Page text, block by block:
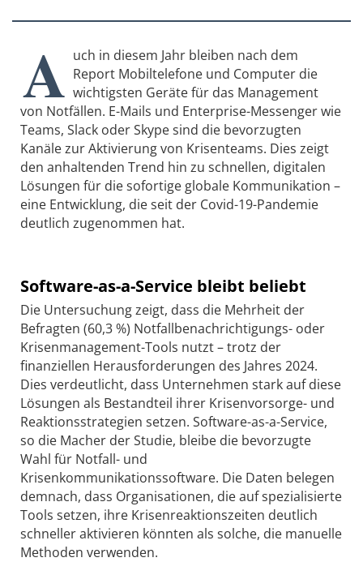
A uch in diesem Jahr bleiben nach dem
Report Mobiltelefone und Computer die
wichtigsten Geräte für das Management
von Notfällen. E-Mails und Enterprise-Messenger wie
Teams, Slack oder Skype sind die bevorzugten
Kanäle zur Aktivierung von Krisenteams. Dies zeigt
den anhaltenden Trend hin zu schnellen, digitalen
Lösungen für die sofortige globale Kommunikation –
eine Entwicklung, die seit der Covid-19-Pandemie
deutlich zugenommen hat.
Software-as-a-Service bleibt beliebt
Die Untersuchung zeigt, dass die Mehrheit der
Befragten (60,3 %) Notfallbenachrichtigungs- oder
Krisenmanagement-Tools nutzt – trotz der
finanziellen Herausforderungen des Jahres 2024.
Dies verdeutlicht, dass Unternehmen stark auf diese
Lösungen als Bestandteil ihrer Krisenvorsorge- und
Reaktionsstrategien setzen. Software-as-a-Service,
so die Macher der Studie, bleibe die bevorzugte
Wahl für Notfall- und
Krisenkommunikationssoftware. Die Daten belegen
demnach, dass Organisationen, die auf spezialisierte
Tools setzen, ihre Krisenreaktionszeiten deutlich
schneller aktivieren könnten als solche, die manuelle
Methoden verwenden.